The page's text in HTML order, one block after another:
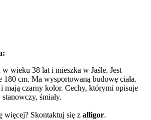
wieku 38 lat i mieszka w Jaśle. Jest
180 cm. Ma wysportowaną budowę ciała.
i mają czarny kolor. Cechy, którymi opisuje
śmiały.
więcej? Skontaktuj się z alligor.